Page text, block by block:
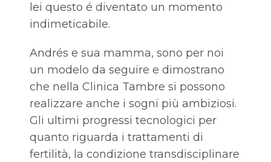
lei questo é diventato un momento
indimeticabile.
Andrés e sua mamma, sono per noi
un modelo da seguire e dimostrano
che nella Clinica Tambre si possono
realizzare anche i sogni più ambiziosi.
Gli ultimi progressi tecnologici per
quanto riguarda i trattamenti di
fertilità, la condizione transdisciplinare